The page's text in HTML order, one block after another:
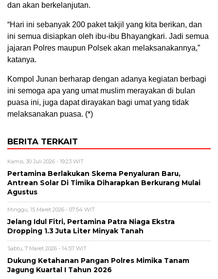
dan akan berkelanjutan.
“Hari ini sebanyak 200 paket takjil yang kita berikan, dan
ini semua disiapkan oleh ibu-ibu Bhayangkari. Jadi semua
jajaran Polres maupun Polsek akan melaksanakannya,”
katanya.
Kompol Junan berharap dengan adanya kegiatan berbagi
ini semoga apa yang umat muslim merayakan di bulan
puasa ini, juga dapat dirayakan bagi umat yang tidak
melaksanakan puasa. (*)
BERITA TERKAIT
Kamis, 30 Juli 2026 - 19:23 WIT
Pertamina Berlakukan Skema Penyaluran Baru,
Antrean Solar Di Timika Diharapkan Berkurang Mulai
Agustus
Minggu, 15 Maret 2026 - 07:54 WIT
Jelang Idul Fitri, Pertamina Patra Niaga Ekstra
Dropping 1.3 Juta Liter Minyak Tanah
Sabtu, 7 Maret 2026 - 14:57 WIT
Dukung Ketahanan Pangan Polres Mimika Tanam
Jagung Kuartal I Tahun 2026